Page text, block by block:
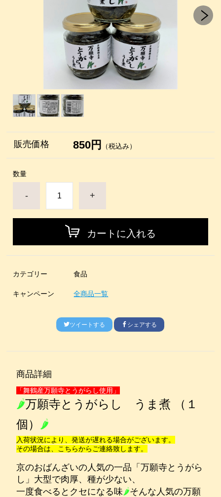
販売価格 850円 （税込み）
数量
- +
カートに入れる
カテゴリー 食品
キャンペーン 全商品一覧
ツイートする シェアする
商品詳細
「舞鶴産万願寺とうがらし使用」
🌶万願寺とうがらし うま煮 （１
個） 🌶
入荷状況により、発送が遅れる場合がございます。
その場合は、こちらからご連絡致します。
京のおばんざいの人気の一品「万願寺とうがら
し」大型で肉厚、種が少ない、
一度食べるとクセになる味🌶そんな人気の万願